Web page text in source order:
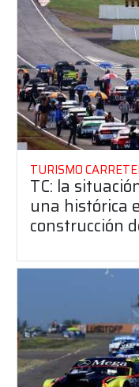
TURISMO
TC: la
una histórica
construcción